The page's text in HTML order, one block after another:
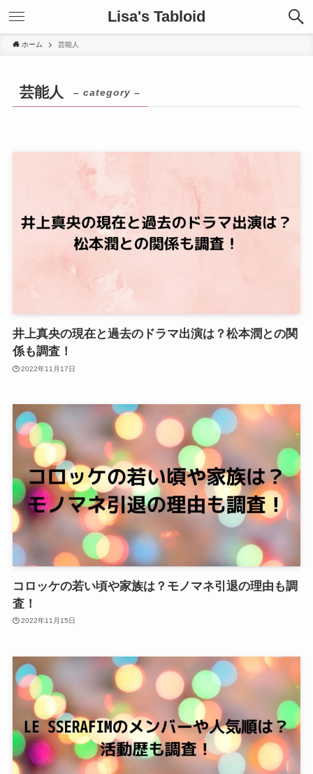
Lisa's Tabloid
ホーム 芸能人
芸能人 – category –
井上真央の現在と過去のドラマ出演は？松本潤との関
係も調査！
2022年11月17日
コロッケの若い頃や家族は？モノマネ引退の理由も調
査！
2022年11月15日